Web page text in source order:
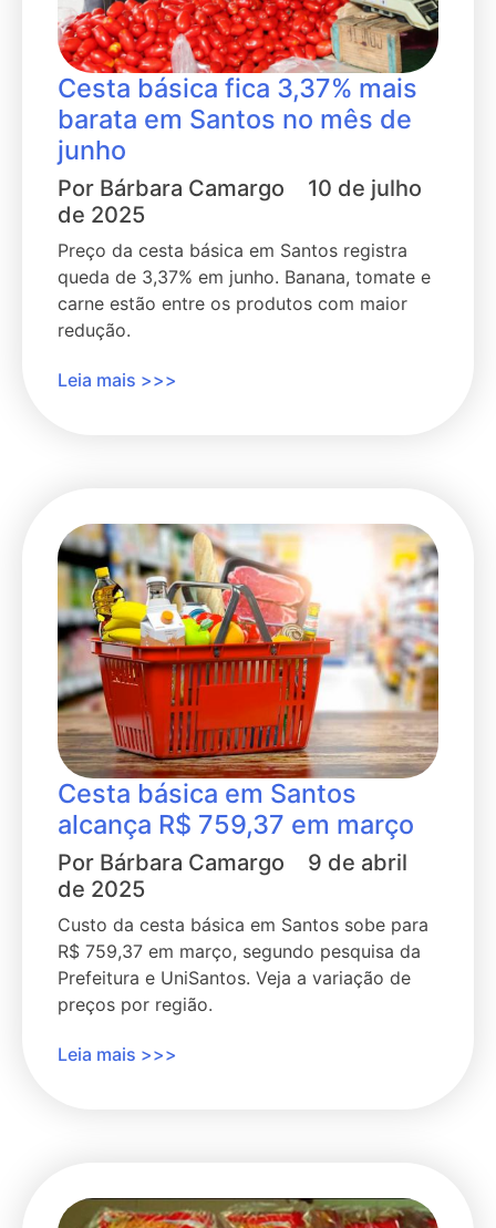
Cesta básica fica 3,37% mais
barata em Santos no mês de
junho
Por Bárbara Camargo
10 de julho
de 2025
Preço da cesta básica em Santos registra
queda de 3,37% em junho. Banana, tomate e
carne estão entre os produtos com maior
redução.
Leia mais >>>
Cesta básica em Santos
alcança R$ 759,37 em março
Por Bárbara Camargo
9 de abril
de 2025
Custo da cesta básica em Santos sobe para
R$ 759,37 em março, segundo pesquisa da
Prefeitura e UniSantos. Veja a variação de
preços por região.
Leia mais >>>